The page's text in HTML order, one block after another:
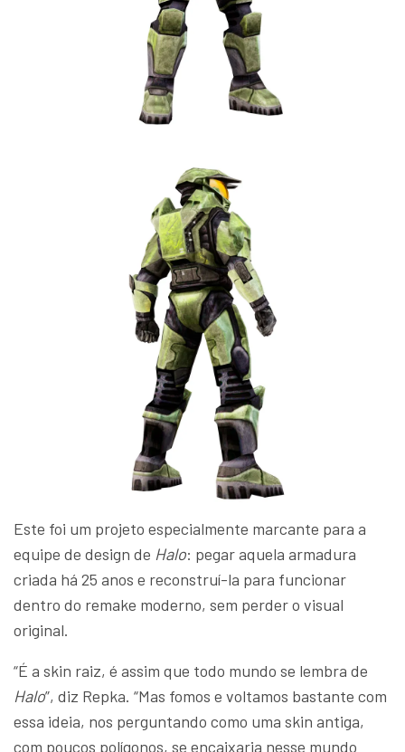
Este foi um projeto especialmente marcante para a
equipe de design de Halo: pegar aquela armadura
criada há 25 anos e reconstruí-la para funcionar
dentro do remake moderno, sem perder o visual
original.
“É a skin raiz, é assim que todo mundo se lembra de
Halo”, diz Repka. “Mas fomos e voltamos bastante com
essa ideia, nos perguntando como uma skin antiga,
com poucos polígonos, se encaixaria nesse mundo